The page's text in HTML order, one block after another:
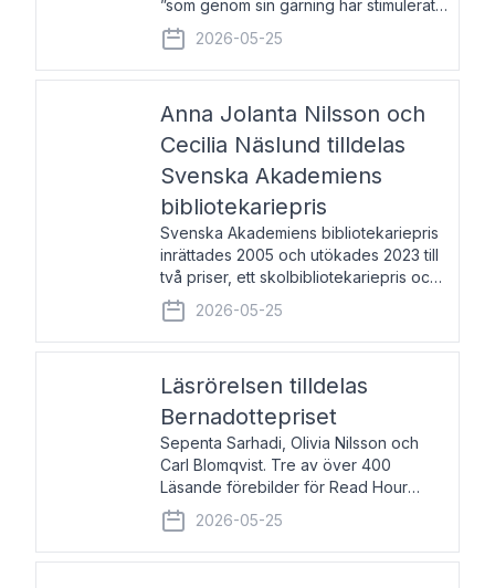
”som genom sin gärning har stimulerat
intresset hos unga människor för
svenska språket och litteraturen”.
Prisutdelning och samtal med
2026-05-25
Anna Jolanta Nilsson och
Cecilia Näslund tilldelas
Svenska Akademiens
bibliotekariepris
Svenska Akademiens bibliotekariepris
inrättades 2005 och utökades 2023 till
två priser, ett skolbibliotekariepris och
ett folkbibliotekariepris. Priserna skall
tilldelas bibliotekarier vid svenska folk-
och skolbibliotek som gjort värdefull
2026-05-25
Läsrörelsen tilldelas
Bernadottepriset
Sepenta Sarhadi, Olivia Nilsson och
Carl Blomqvist. Tre av över 400
Läsande förebilder för Read Hour
Sverige. Foto: Michael Wall. Den ideella
föreningen Läsrörelsen tilldelas
Bernadottepriset 2026 för att den
2026-05-25